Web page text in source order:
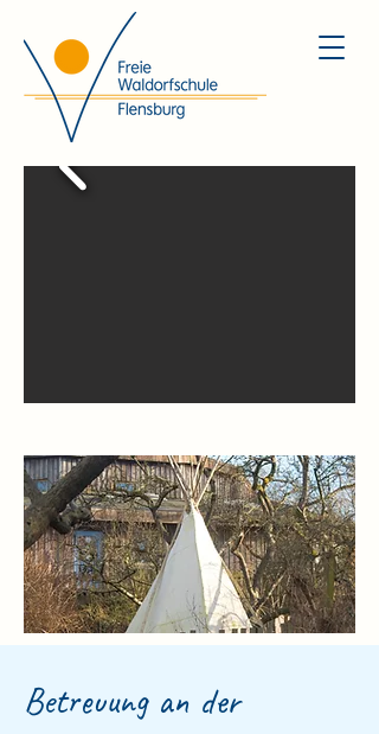
Betreuung an der